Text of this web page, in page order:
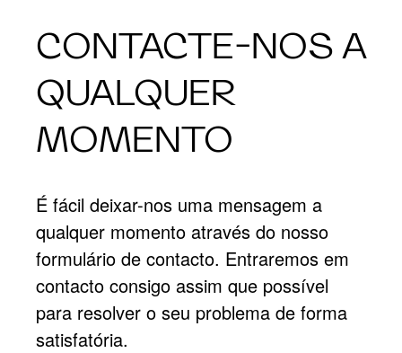
CONTACTE-NOS A
QUALQUER
MOMENTO
É fácil deixar-nos uma mensagem a
qualquer momento através do nosso
formulário de contacto. Entraremos em
contacto consigo assim que possível
para resolver o seu problema de forma
satisfatória.